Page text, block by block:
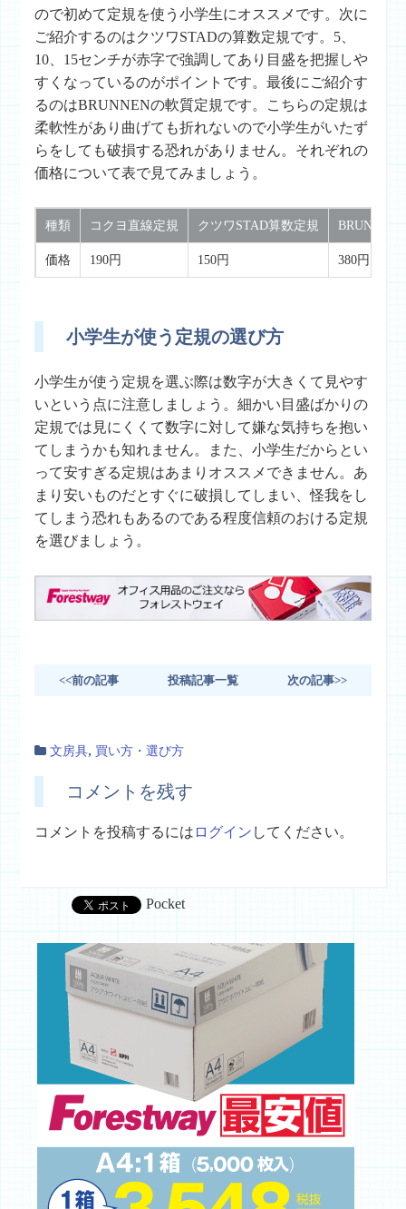
ので初めて定規を使う小学生にオススメです。次に
ご紹介するのはクツワSTADの算数定規です。5、
10、15センチが赤字で強調してあり目盛を把握しや
すくなっているのがポイントです。最後にご紹介す
るのはBRUNNENの軟質定規です。こちらの定規は
柔軟性があり曲げても折れないので小学生がいたず
らをしても破損する恐れがありません。それぞれの
価格について表で見てみましょう。
種類 コクヨ直線定規 クツワSTAD算数定規 BRUNNE
価格 190円 150円 380円
小学生が使う定規の選び方
小学生が使う定規を選ぶ際は数字が大きくて見やす
いという点に注意しましょう。細かい目盛ばかりの
定規では見にくくて数字に対して嫌な気持ちを抱い
てしまうかも知れません。また、小学生だからとい
って安すぎる定規はあまりオススメできません。あ
まり安いものだとすぐに破損してしまい、怪我をし
てしまう恐れもあるのである程度信頼のおける定規
を選びましょう。
<<前の記事 投稿記事一覧 次の記事>>
文房具, 買い方・選び方
コメントを残す
コメントを投稿するには ログイン してください。
Pocket